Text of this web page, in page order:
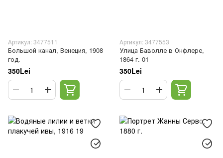
Артикул: 3477511
Большой канал, Венеция, 1908
год.
350Lei
Артикул: 3477553
Улица Баволле в Онфлере,
1864 г. 01
350Lei